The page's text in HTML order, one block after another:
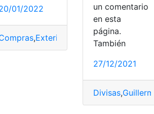
,estado,ISD,SRI
01/2022
,Exterior Pagar,Retiro
un comentario
en esta
página.
También
27/12/2021
Divisas,